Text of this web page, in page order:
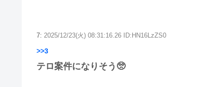
7: 2025/12/23(火) 08:31:16.26 ID:HN16LzZS0
>>3
テロ案件になりそう🥺